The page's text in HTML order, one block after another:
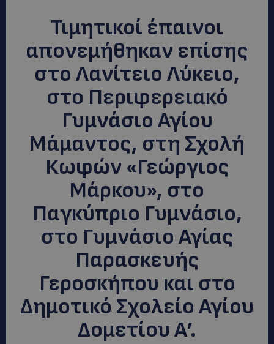
Τιμητικοί έπαινοι
απονεμήθηκαν επίσης
στο Λανίτειο Λύκειο,
στο Περιφερειακό
Γυμνάσιο Αγίου
Μάμαντος, στη Σχολή
Κωφών «Γεώργιος
Μάρκου», στο
Παγκύπριο Γυμνάσιο,
στο Γυμνάσιο Αγίας
Παρασκευής
Γεροσκήπου και στο
Δημοτικό Σχολείο Αγίου
Δομετίου Α’.